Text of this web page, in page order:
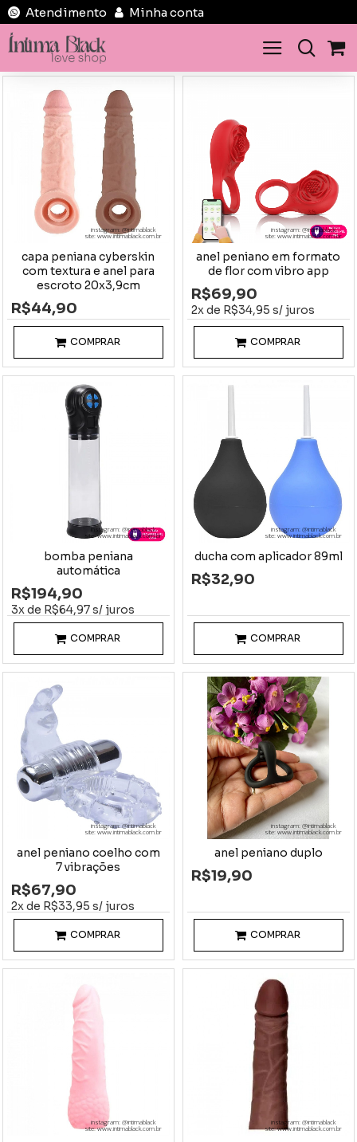
Atendimento Minha conta
instagram: @intimablack
site: www.intimablack.com.br
capa peniana cyberskin
com textura e anel para
escroto 20x3,9cm
R$44,90
COMPRAR
instagram: @intimablack
site: www.intimablack.com.br
anel peniano em formato
de flor com vibro app
R$69,90
2x de R$34,95 s/ juros
COMPRAR
instagram: @intimablack
site: www.intimablack.com.br
bomba peniana
automática
R$194,90
3x de R$64,97 s/ juros
COMPRAR
instagram: @intimablack
site: www.intimablack.com.br
ducha com aplicador 89ml
R$32,90
COMPRAR
instagram: @intimablack
site: www.intimablack.com.br
anel peniano coelho com
7 vibrações
R$67,90
2x de R$33,95 s/ juros
COMPRAR
instagram: @intimablack
site: www.intimablack.com.br
anel peniano duplo
R$19,90
COMPRAR
instagram: @intimablack
site: www.intimablack.com.br
instagram: @intimablack
site: www.intimablack.com.br